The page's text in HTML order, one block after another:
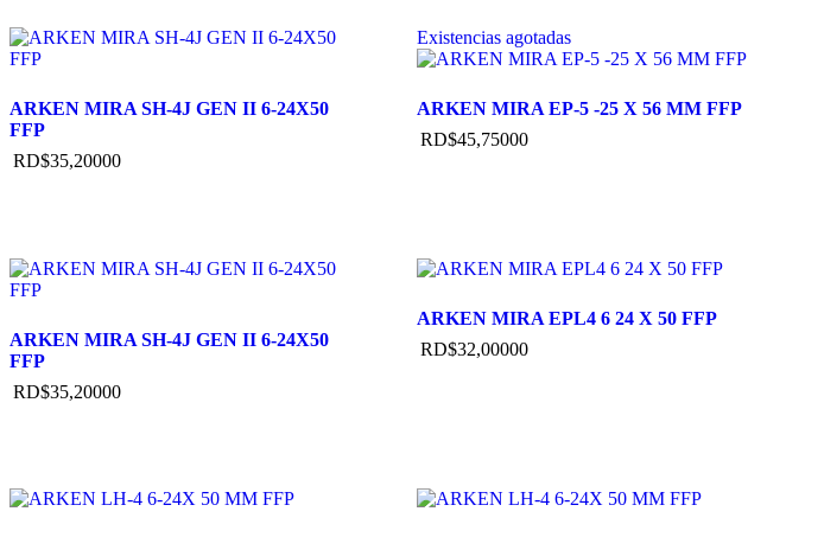
ARKEN MIRA SH-4J GEN II 6-24X50
FFP
RD$35,20000
Existencias agotadas
ARKEN MIRA EP-5 -25 X 56 MM FFP
RD$45,75000
ARKEN MIRA SH-4J GEN II 6-24X50
FFP
RD$35,20000
ARKEN MIRA EPL4 6 24 X 50 FFP
RD$32,00000